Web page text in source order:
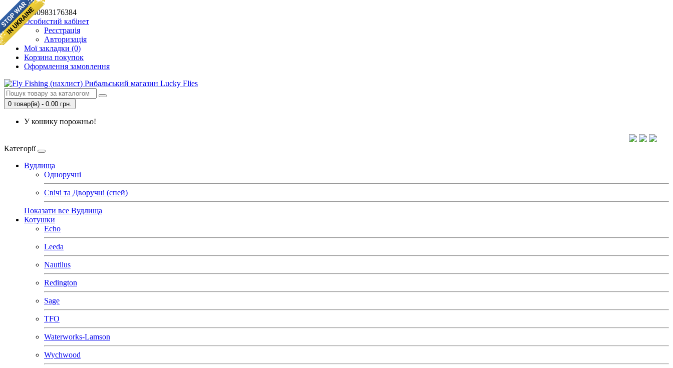
+380983176384
Особистий кабінет
Реєстрація
Авторизація
Мої закладки (0)
Корзина покупок
Оформлення замовлення
0 товар(ів) - 0.00 грн.
У кошику порожньо!
Категорії
Вудлища
Одноручні
Свічі та Дворучні (спей)
Показати все Вудлища
Котушки
Echo
Leeda
Nautilus
Redington
Sage
TFO
Waterworks-Lamson
Wychwood